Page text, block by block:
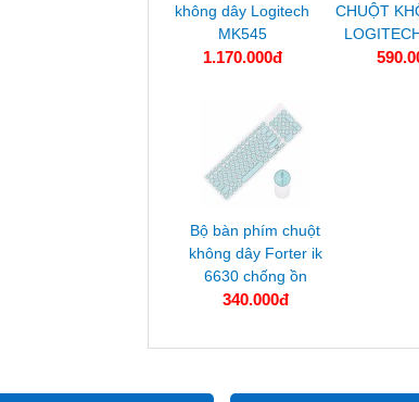
không dây Logitech
MK545
1.170.000đ
CHUỘT
Bộ bàn phím chuột
không dây Forter ik
6630 chống ồn
340.000đ